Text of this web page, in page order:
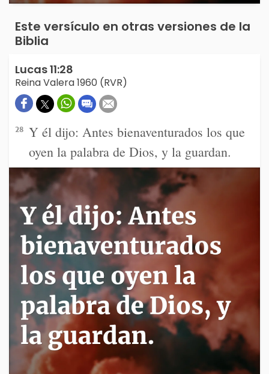
Este versículo en otras versiones de la
Biblia
Lucas 11:28
Reina Valera 1960 (RVR)
28 Y él dijo: Antes bienaventurados los que
oyen la palabra de Dios, y la guardan.